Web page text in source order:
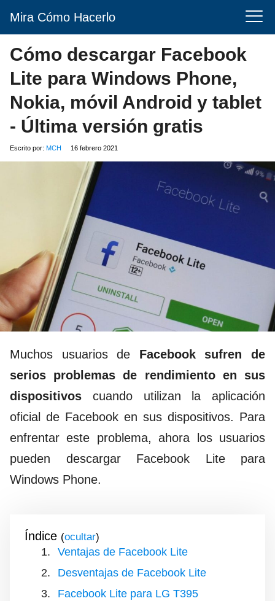
Mira Cómo Hacerlo
Cómo descargar Facebook
Lite para Windows Phone,
Nokia, móvil Android y tablet
- Última versión gratis
Escrito por: MCH 16 febrero 2021
Muchos usuarios de Facebook sufren de
serios problemas de rendimiento en sus
dispositivos cuando utilizan la aplicación
oficial de Facebook en sus dispositivos. Para
enfrentar este problema, ahora los usuarios
pueden descargar Facebook Lite para
Windows Phone.
Índice ( )
Ventajas de Facebook Lite
Desventajas de Facebook Lite
Facebook Lite para LG T395